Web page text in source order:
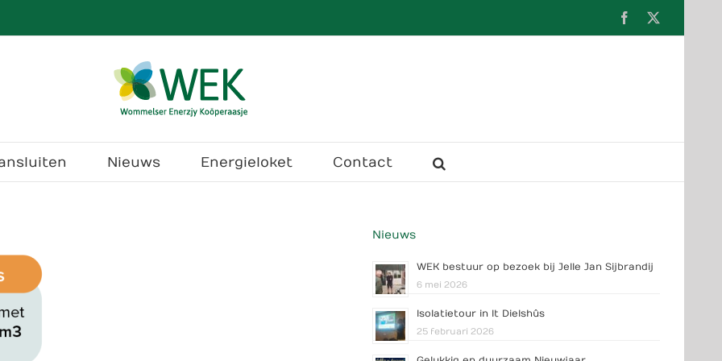
Facebook
Nieuws Energieloket Contact
Nieuws
WEK bestuur op bezoek bij Jelle Jan Sijbrandij
6 mei 2026
Isolatietour in It Dielshûs
25 februari 2026